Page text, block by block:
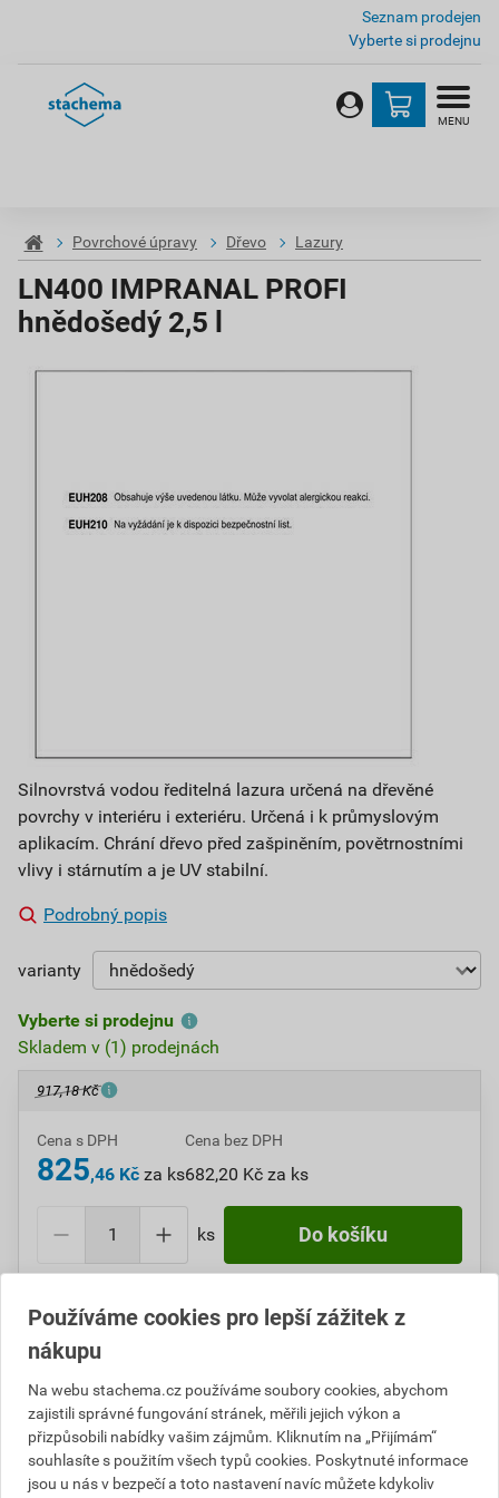
Seznam prodejen
Vyberte si prodejnu
MENU
Povrchové úpravy Dřevo Lazury
LN400 IMPRANAL PROFI
hnědošedý 2,5 l
Silnovrstvá vodou ředitelná lazura určená na dřevěné
povrchy v interiéru i exteriéru. Určená i k průmyslovým
aplikacím. Chrání dřevo před zašpiněním, povětrnostními
vlivy i stárnutím a je UV stabilní.
Podrobný popis
varianty
Vyberte si prodejnu
Skladem v (1) prodejnách
917,18 Kč
Cena s DPH
825,46 Kč za ks
Cena bez DPH
682,20 Kč za ks
ks Do košíku
682,20Kčbez DPH).
Číslo položky: 5151019992
Katalogový kód: GJV7C
Výrobky značky:
Stachema
Používáme cookies pro lepší zážitek z
nákupu
Na webu stachema.cz používáme soubory cookies, abychom
zajistili správné fungování stránek, měřili jejich výkon a
přizpůsobili nabídky vašim zájmům. Kliknutím na „Přijímám“
souhlasíte s použitím všech typů cookies. Poskytnuté informace
jsou u nás v bezpečí a toto nastavení navíc můžete kdykoliv